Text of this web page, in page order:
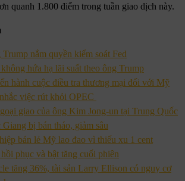
quanh 1.800 điểm trong tuần giao dịch này.
nắm quyền kiểm soát Fed
hứa hạ lãi suất theo ông Trump
hành cuộc điều tra thương mại đối với Mỹ
việc rút khỏi OPEC
giao của ông Kim Jong-un tại Trung Quốc
bị bán tháo, giảm sâu
bán lẻ Mỹ lao đao vì thiếu xu 1 cent
phục và bật tăng cuối phiên
tăng 36%, tài sản Larry Ellison có nguy cơ